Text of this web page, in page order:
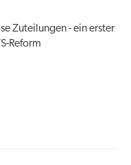
Zuteilungen - ein erster
Reform